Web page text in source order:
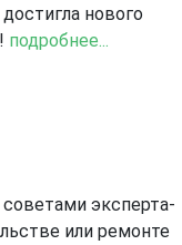
нового
подробнее...
эксперта-
или ремонте